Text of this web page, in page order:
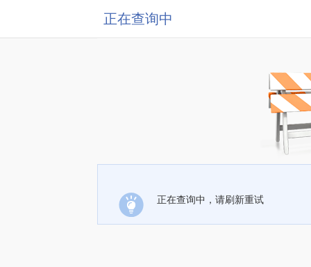
正在查询中
正在查询中，请刷新重试